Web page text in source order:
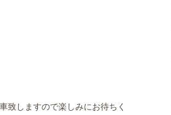
しますので楽しみにお待ちく